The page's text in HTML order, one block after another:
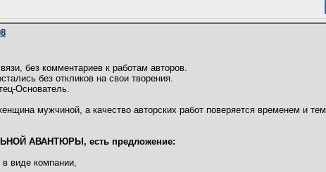
без комментариев к работам авторов.
без откликов на свои творения.
Основатель.
мужчиной, а качество авторских работ поверяется временем и тем
АВАНТЮРЫ, есть предложение:
в виде компании,